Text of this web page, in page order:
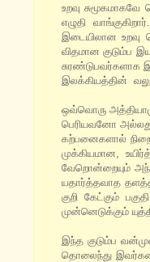
உறவு
எழுதி
இடையிலான
விதமான குடும்ப
சுரண்டுபவர்களாக
இலக்கியத்தின்
ஒவ்வொரு
பெரியவனோ
கற்பனைகளால்
முக்கியமான,
வேறொன்றையும்
யதார்த்தவாத
குறி கேட்கும்
முன்னெடுக்கும்
இந்த குடும்ப
தொலைந்து